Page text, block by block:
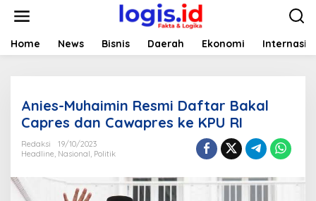
t
Home News Bisnis Daerah Ekonomi
Anies-Muhaimin Resmi Daftar Bakal
Capres dan Cawapres ke KPU RI
Redaksi
19/10/2023
Headline, Nasional, Politik